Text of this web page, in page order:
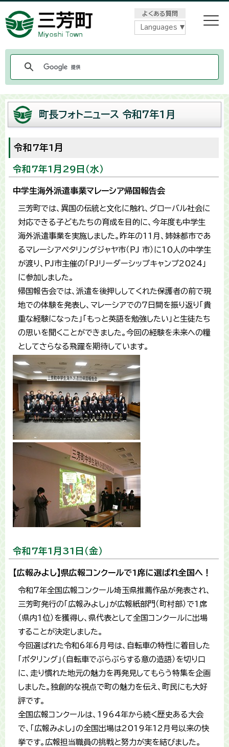
よくある質問
Languages
町長フォトニュース 令和7年1月
令和7年1月
令和7年1月29日（水）
中学生海外派遣事業マレーシア帰国報告会
三芳町では、異国の伝統と文化に触れ、グローバル社会に
対応できる子どもたちの育成を目的に、今年度も中学生
海外派遣事業を実施しました。昨年の11月、姉妹都市であ
るマレーシアペタリングジャヤ市（PJ 市）に10人の中学生
が渡り、PJ市主催の「PJリーダーシップキャンプ2024」
に参加しました。
帰国報告会では、派遣を後押ししてくれた保護者の前で現
地での体験を発表し、マレーシアでの7日間を振り返り「貴
重な経験になった」「もっと英語を勉強したい」と生徒たち
の思いを聞くことができました。今回の経験を未来への糧
としてさらなる飛躍を期待しています。
令和7年1月31日（金）
【広報みよし】県広報コンクールで1席に選ばれ全国へ！
令和7年全国広報コンクール埼玉県推薦作品が発表され、
三芳町発行の「広報みよし」が広報紙部門（町村部）で1席
（県内1位）を獲得し、県代表として全国コンクールに出場
することが決定しました。
今回選ばれた令和6年6月号は、自転車の特性に着目した
「ポタリング」（自転車でぶらぶらする意の造語）を切り口
に、走り慣れた地元の魅力を再発見してもらう特集を企画
しました。独創的な視点で町の魅力を伝え、町民にも大好
評です。
全国広報コンクールは、1964年から続く歴史ある大会
で、「広報みよし」の全国出場は2019年12月号以来の快
挙です。広報担当職員の挑戦と努力が実を結びました。